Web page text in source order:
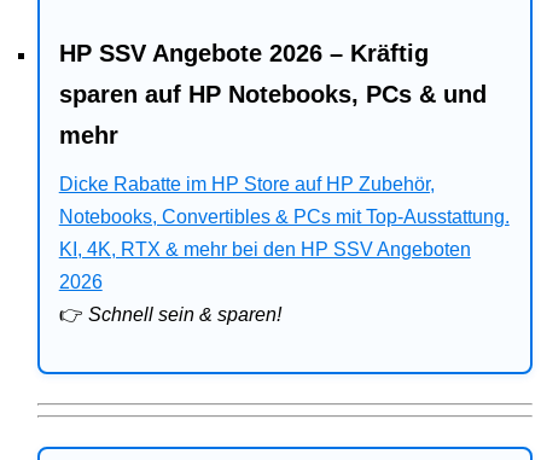
Web
Business
Angebote
Bitdefender
Ratgeber
HP SSV Angebote 2026 – Kräftig
sparen auf HP Notebooks, PCs & und
mehr
Dicke Rabatte im HP Store auf HP Zubehör,
Notebooks, Convertibles & PCs mit Top-Ausstattung.
KI, 4K, RTX & mehr bei den HP SSV Angeboten
2026
👉 Schnell sein & sparen!